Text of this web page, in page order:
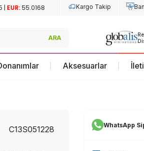
Kargo Takip
ARA
Resmi Türkiye
Distribütörü
Aksesuarlar
C13S051228 WhatsApp